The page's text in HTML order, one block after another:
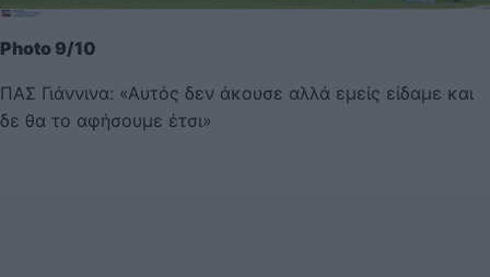
Photo 9/10
ΠΑΣ Γιάννινα: «Αυτός δεν άκουσε αλλά εμείς είδαμε και
δε θα το αφήσουμε έτσι»